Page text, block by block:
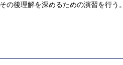
の後理解を深めるための演習を行う。